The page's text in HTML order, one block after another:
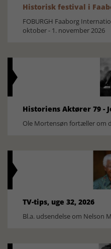
Historisk festival i
FOBURGH Faaborg
oktober - 1. november 2026
Historiens Aktører 79 -
Ole Mortensøn fortæller om
TV-tips, uge 32, 2026
Bl.a. udsendelse om Nelson